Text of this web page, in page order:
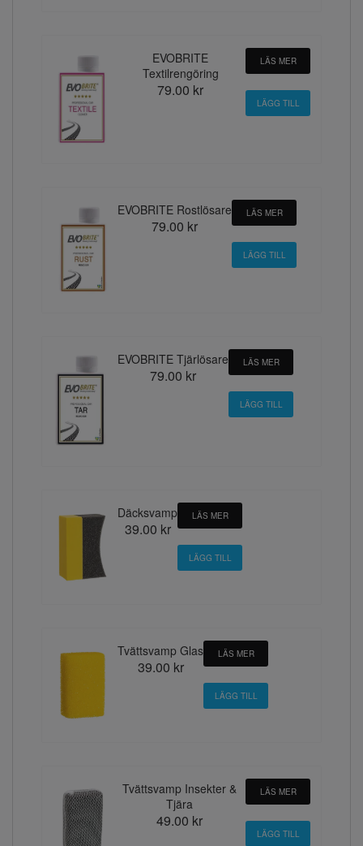
EVOBRITE
Textilrengöring
79.00 kr
LÄS MER
EVOBRITE Rostlösare
79.00 kr
LÄS MER
EVOBRITE Tjärlösare
79.00 kr
LÄS MER
Däcksvamp
39.00 kr
LÄS MER
Tvättsvamp Glas
39.00 kr
LÄS MER
Tvättsvamp Insekter &
Tjära
49.00 kr
LÄS MER